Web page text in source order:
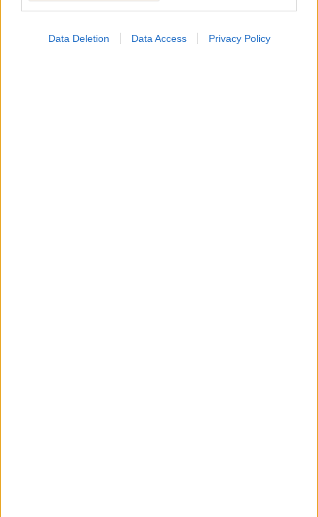
Data Deletion Data Access Privacy Policy
Testmozgás